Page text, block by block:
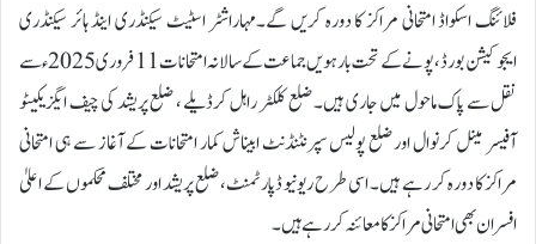
فلائنگ اسکواڈ امتحانی مراکز کا دورہ کریں گے۔مہاراشٹر اسٹیٹ سیکنڈری اینڈ ہائر سیکنڈری
ایجوکیشن بورڈ، پونے کے تحت بارہویں جماعت کے سالانہ امتحانات 11 فروری 2025 ء سے
نقل سے پاک ماحول میں جاری ہیں۔ ضلع کلکٹر راہل کرڈیلے ، ضلع پریشد کی چیف ایگزیکیٹو
آفیسر مینل کرنوال اور ضلع پولیس سپرنٹنڈنٹ ابیناش کمار امتحانات کے آغاز سے ہی امتحانی
مراکز کا دورہ کر رہے ہیں۔ اسی طرح ریونیو ڈپارٹمنٹ، ضلع پریشد اور مختلف محکموں کے اعلیٰ
افسران بھی امتحانی مراکز کا معائنہ کر رہے ہیں۔